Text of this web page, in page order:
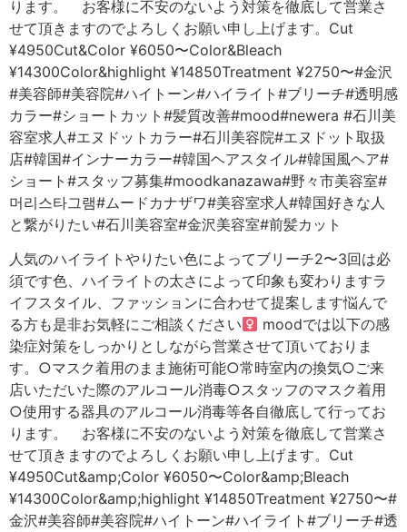
人気のハイライトやりたい色によってブリーチ2〜3回は必
須です色、ハイライトの太さによって印象も変わりますラ
イフスタイル、ファッションに合わせて提案します︎悩んで
る方も是非お気軽にご相談ください‍
moodでは以下の感
染症対策をしっかりとしながら営業させて頂いておりま
す。○マスク着用のまま施術可能○常時室内の換気○ご来
店いただいた際のアルコール消毒○スタッフのマスク着用
○使用する器具のアルコール消毒等各自徹底して行ってお
ります。 お客様に不安のないよう対策を徹底して営業さ
せて頂きますのでよろしくお願い申し上げます。Cut
¥4950Cut&amp;Color ¥6050〜Color&amp;Bleach
¥14300Color&amp;highlight ¥14850Treatment ¥2750〜#
金沢#美容師#美容院#ハイトーン#ハイライト#ブリーチ#透